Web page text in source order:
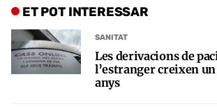
ET POT INTERESSAR
SANITAT
Les derivacions de
l’estranger creixen
anys